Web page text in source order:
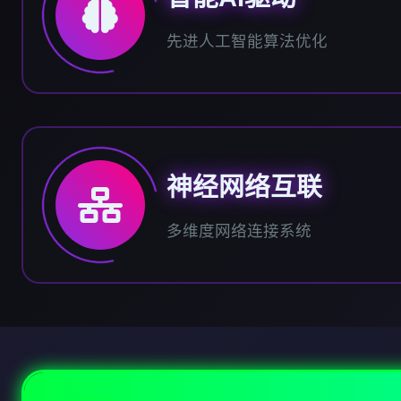
先进人工智能算法优化
神经网络互联
多维度网络连接系统